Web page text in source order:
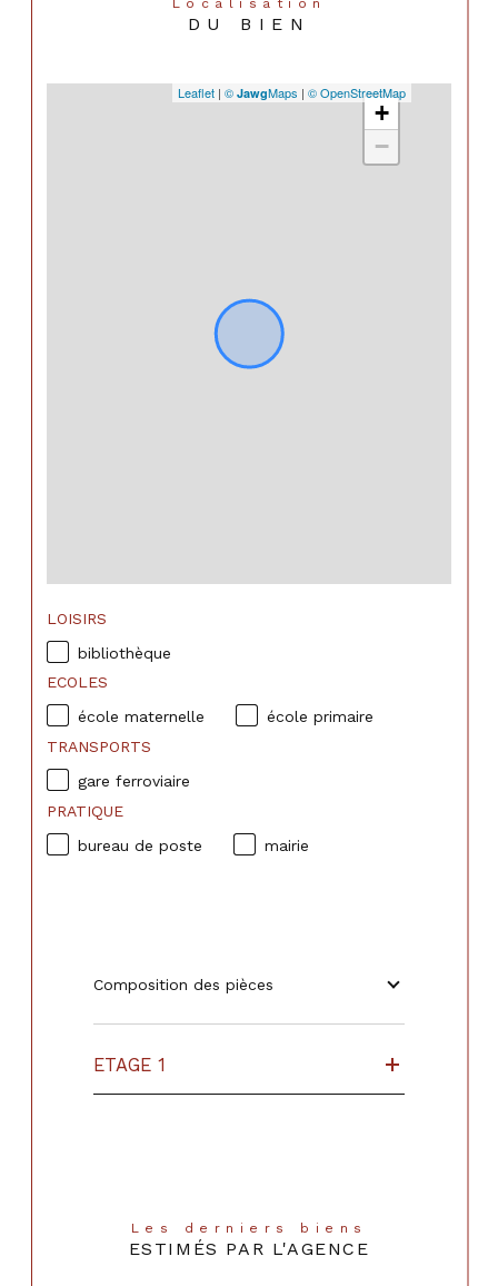
DU BIEN
+
−
Leaflet | © JawgMaps | © OpenStreetMap
LOISIRS
bibliothèque
ECOLES
école maternelle
école primaire
TRANSPORTS
gare ferroviaire
PRATIQUE
bureau de poste
mairie
Composition des pièces
ETAGE 1
Les derniers biens
ESTIMÉS PAR L'AGENCE